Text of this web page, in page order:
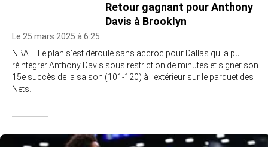
Retour gagnant pour Anthony
Davis à Brooklyn
Le 25 mars 2025 à 6:25
NBA – Le plan s’est déroulé sans accroc pour Dallas qui a pu
réintégrer Anthony Davis sous restriction de minutes et signer son
15e succès de la saison (101-120) à l’extérieur sur le parquet des
Nets.